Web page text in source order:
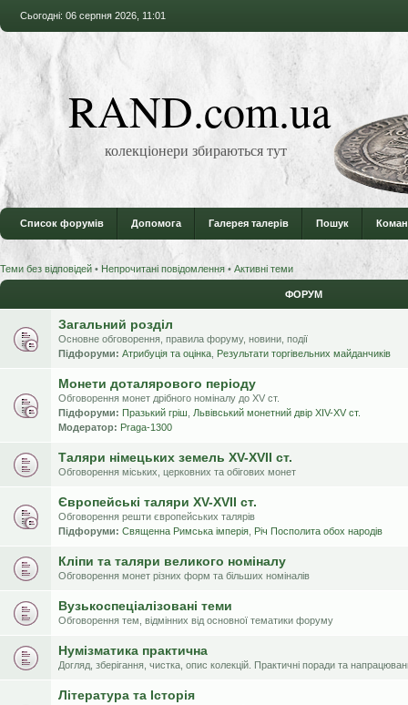
Сьогодні: 06 серпня 2026, 11:01
RAND.com.ua
колекціонери збираються тут
Список форумів Допомога Галерея талерів Пошук
Теми без відповідей • Непрочитані повідомлення • Активні теми
ФОРУМ
Загальний розділ
Основне обговорення, правила форуму, новини, події
Підфоруми: Атрибуція та оцінка Результати торгівельних майданчиків
Монети доталярового періоду
Обговорення монет дрібного номіналу до XV ст.
Підфоруми: Празький гріш
Львівський монетний двір XIV-XV ст.
Модератор: Praga-1300
Таляри німецьких земель XV-XVII ст.
Обговорення міських, церковних та обігових монет
Європейські таляри XV-XVII ст.
Обговорення решти європейських талярів
Підфоруми: Священна Римська імперія Річ Посполита обох народів
Кліпи та таляри великого номіналу
Обговорення монет різних форм та більших номіналів
Вузькоспеціалізовані теми
Обговорення тем, відмінних від основної тематики форуму
Нумізматика практична
Догляд, зберігання, чистка, опис колекцій. Практичні поради та
Література та Історія